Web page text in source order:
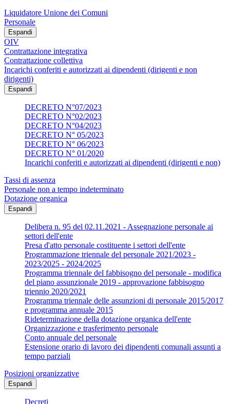
Liquidatore Unione dei Comuni
Personale
Espandi
OIV
Contrattazione integrativa
Contrattazione collettiva
Incarichi conferiti e autorizzati ai dipendenti (dirigenti e non
dirigenti)
Espandi
DECRETO N°07/2023
DECRETO N°02/2023
DECRETO N°04/2023
DECRETO N° 05/2023
DECRETO N° 06/2023
DECRETO N° 01/2020
Incarichi conferiti e autorizzati ai dipendenti (dirigenti e non)
Tassi di assenza
Personale non a tempo indeterminato
Dotazione organica
Espandi
Delibera n. 95 del 02.11.2021 - Assegnazione personale ai
settori dell'ente
Presa d'atto personale costituente i settori dell'ente
Programmazione triennale del personale 2021/2023 -
2023/2025 - 2024/2025
Programma triennale del fabbisogno del personale - modifica
del piano assunzionale 2019 - approvazione fabbisogno
triennio 2020/2021
Programma triennale delle assunzioni di personale 2015/2017
e programma annuale 2015
Rideterminazione della dotazione organica dell'ente
Organizzazione e trasferimento personale
Conto annuale del personale
Estensione orario di lavoro dei dipendenti comunali assunti a
tempo parziali
Posizioni organizzative
Espandi
Decreti